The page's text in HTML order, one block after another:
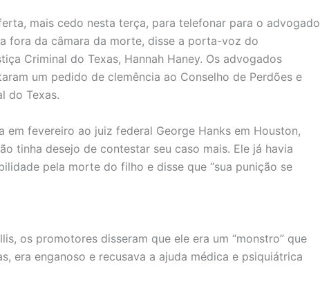
mais cedo nesta terça, para telefonar para o advogado
fora da câmara da morte, disse a porta-voz do
Criminal do Texas, Hannah Haney. Os advogados
um pedido de clemência ao Conselho de Perdões e
do Texas.
em fevereiro ao juiz federal George Hanks em Houston,
tinha desejo de contestar seu caso mais. Ele já havia
pela morte do filho e disse que “sua punição se
os promotores disseram que ele era um “monstro” que
era enganoso e recusava a ajuda médica e psiquiátrica